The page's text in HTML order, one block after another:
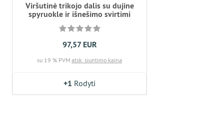
Viršutinė trikojo dalis su dujine
spyruokle ir išnešimo svirtimi
97,57 EUR
su 19 % PVM atsk. siuntimo kaina
+1 Rodyti